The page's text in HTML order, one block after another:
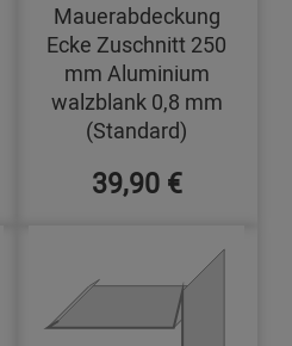
Mauerabdeckung
Ecke Zuschnitt 250
mm Aluminium
walzblank 0,8 mm
(Standard)
39,90 €